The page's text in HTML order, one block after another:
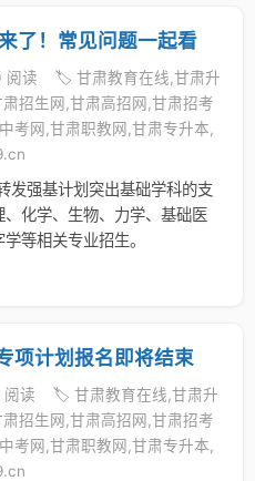
了！常见问题一起看
读
🏷️ 甘肃教育在线,甘肃升
招生网,甘肃高招网,甘肃招考
考网,甘肃职教网,甘肃专升本,
强基计划突出基础学科的支
化学、生物、力学、基础医
等相关专业招生。
项计划报名即将结束
读
🏷️ 甘肃教育在线,甘肃升
招生网,甘肃高招网,甘肃招考
考网,甘肃职教网,甘肃专升本,